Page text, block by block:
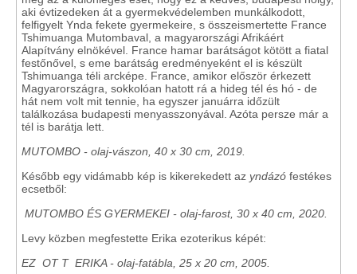
aki évtizedeken át a gyermekvédelemben munkálkodott,
felfigyelt Ynda fekete gyermekeire, s összeismertette France
Tshimuanga Mutombaval, a magyarországi Afrikáért
Alapítvány elnökével. France hamar barátságot kötött a fiatal
festőnővel, s eme barátság eredményeként el is készült
Tshimuanga téli arcképe. France, amikor először érkezett
Magyarországra, sokkolóan hatott rá a hideg tél és hó - de
hát nem volt mit tennie, ha egyszer januárra időzült
találkozása budapesti menyasszonyával. Azóta persze már a
tél is barátja lett.
MUTOMBO - olaj-vászon, 40 x 30 cm, 2019.
Később egy vidámabb kép is kikerekedett az yndázó festékes
ecsetből:
MUTOMBO ÉS GYERMEKEI - olaj-farost, 30 x 40 cm, 2020.
Levy közben megfestette Erika ezoterikus képét:
EZ OT T ERIKA - olaj-fatábla, 25 x 20 cm, 2005.